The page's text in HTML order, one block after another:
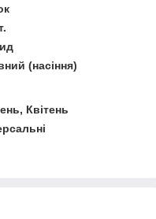
(насіння)
Квітень